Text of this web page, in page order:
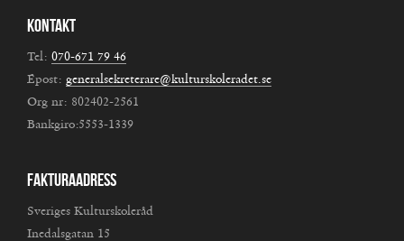
Kontakt
Tel: 070-671 79 46
Epost: generalsekreterare@kulturskoleradet.se
Org nr: 802402-2561
Bankgiro:5553-1339
Fakturaadress
Sveriges Kulturskoleråd
Inedalsgatan 15